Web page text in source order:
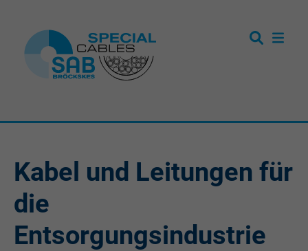
Kabel und Leitungen für
die
Entsorgungsindustrie